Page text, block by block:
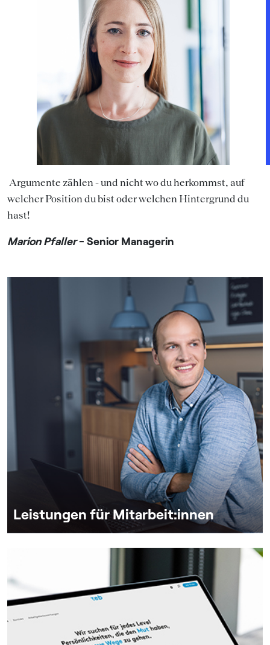
Argumente zählen - und nicht wo du herkommst, auf
welcher Position du bist oder welchen Hintergrund du
hast!
Marion Pfaller- Senior Managerin
Leistungen für Mitarbeit:innen